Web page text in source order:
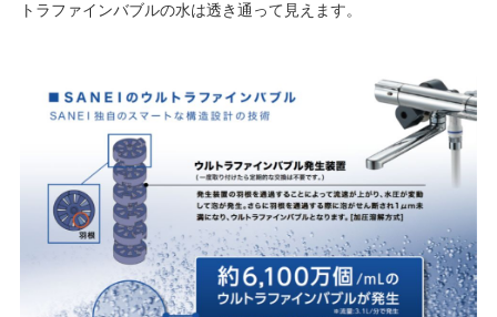
トラファインバブルの水は透き通って見えます。